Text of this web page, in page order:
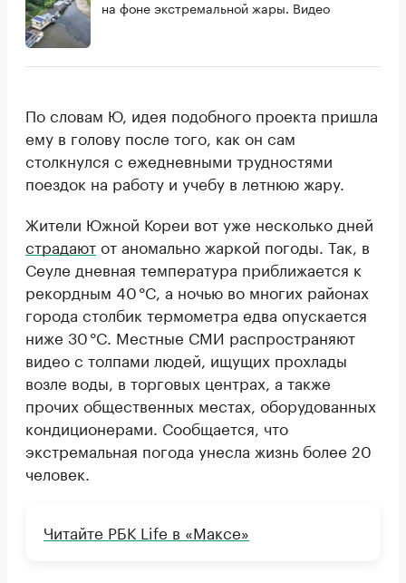
на фоне экстремальной жары. Видео
По словам Ю, идея подобного проекта пришла
ему в голову после того, как он сам
столкнулся с ежедневными трудностями
поездок на работу и учебу в летнюю жару.
Жители Южной Кореи вот уже несколько дней
страдаютот аномально жаркой погоды. Так, в
Сеуле дневная температура приближается к
рекордным 40 °C, а ночью во многих районах
города столбик термометра едва опускается
ниже 30 °C. Местные СМИ распространяют
видео с толпами людей, ищущих прохлады
возле воды, в торговых центрах, а также
прочих общественных местах, оборудованных
кондиционерами. Сообщается, что
экстремальная погода унесла жизнь более 20
человек.
Читайте РБК Life в «Максе»